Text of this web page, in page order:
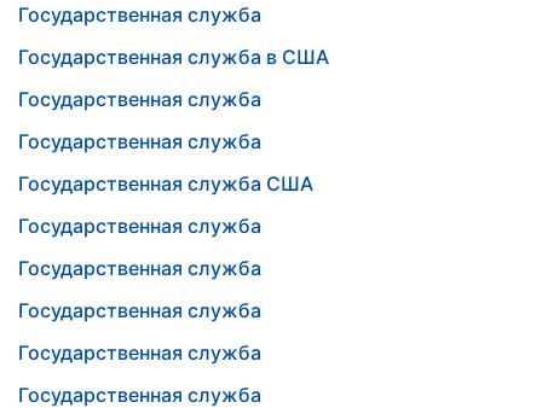
Государственная служба
Государственная служба в США
Государственная служба
Государственная служба
Государственная служба США
Государственная служба
Государственная служба
Государственная служба
Государственная служба
Государственная служба